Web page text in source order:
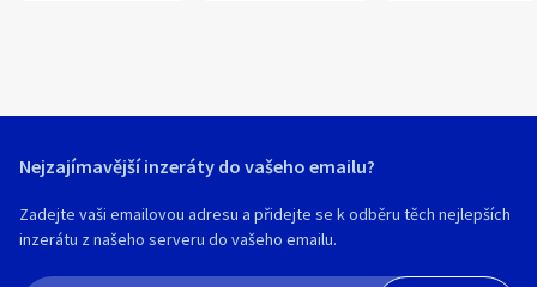
Nejzajímavější inzeráty do vašeho emailu?
Zadejte vaši emailovou adresu a přidejte se k odběru těch nejlepších
inzerátu z našeho serveru do vašeho emailu.